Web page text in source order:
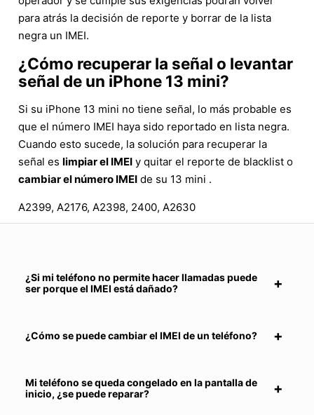
para atrás la decisión de reporte y borrar de la lista
negra un IMEI.
¿Cómo recuperar la señal o levantar
señal de un iPhone 13 mini?
Si su iPhone 13 mini no tiene señal, lo más probable es
que el número IMEI haya sido reportado en lista negra.
Cuando esto sucede, la solución para recuperar la
señal es limpiar el IMEI y quitar el reporte de blacklist o
cambiar el número IMEI de su 13 mini .
A2399, A2176, A2398, 2400, A2630
¿Si mi teléfono no permite hacer llamadas puede
ser porque el IMEI está dañado?
¿Cómo se puede cambiar el IMEI de un teléfono?
Mi teléfono se queda congelado en la pantalla de
inicio, ¿se puede reparar?